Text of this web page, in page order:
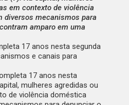
em contexto de violência
diversos mecanismos para
amparo em uma
17 anos nesta segunda
e canais para
17 anos nesta
mulheres agredidas ou
de violência doméstica